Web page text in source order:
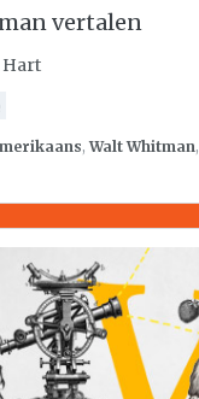
vertalen
Hart
,Walt Whitman,